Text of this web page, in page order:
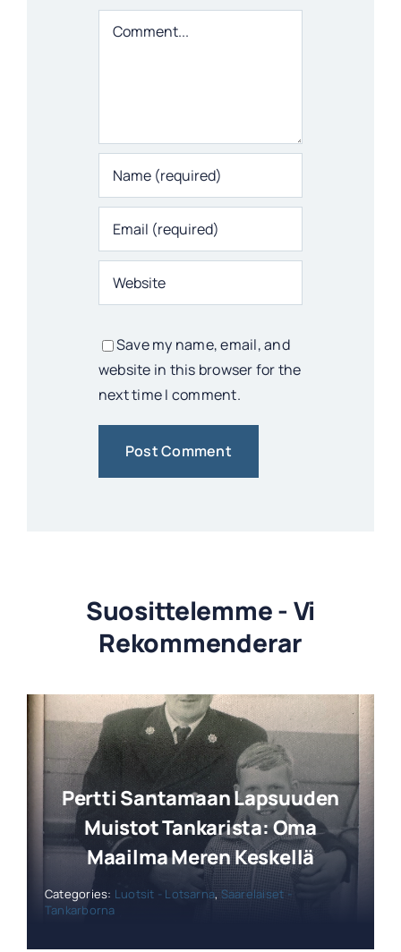
Comment
Save my name, email, and
website in this browser for the
next time I comment.
Suosittelemme - Vi
Rekommenderar
Pertti Santamaan Lapsuuden
Muistot Tankarista: Oma
Maailma Meren Keskellä
Categories: Luotsit - Lotsarna, Saarelaiset -
Tankarborna